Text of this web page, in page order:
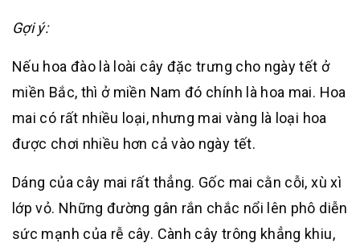
Gợi ý:
Nếu hoa đào là loài cây đặc trưng cho ngày tết ở
miền Bắc, thì ở miền Nam đó chính là hoa mai. Hoa
mai có rất nhiều loại, nhưng mai vàng là loại hoa
được chơi nhiều hơn cả vào ngày tết.
Dáng của cây mai rất thẳng. Gốc mai cằn cỗi, xù xì
lớp vỏ. Những đường gân rắn chắc nổi lên phô diễn
sức mạnh của rễ cây. Cành cây trông khẳng khiu,